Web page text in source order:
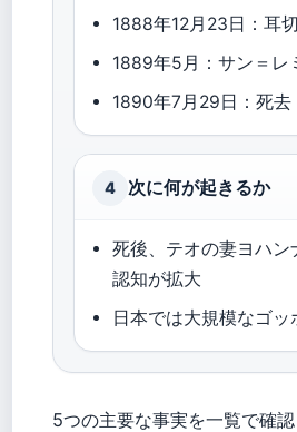
1888年12月23日：耳
1889年5月：サン＝レ
1890年7月29日：死去
4 次に何が起きるか
死後、テオの妻ヨハ
認知が拡大
日本では大規模なゴ
5つの主要な事実を一覧で確認